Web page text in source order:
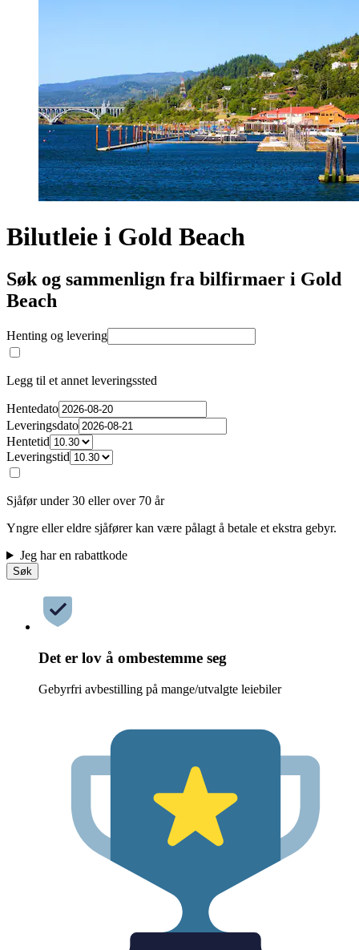
Bilutleie i Gold Beach
Søk og sammenlign fra bilfirmaer i Gold
Beach
Henting og levering
Legg til et annet leveringssted
Hentedato
Leveringsdato
Hentetid
Leveringstid
Sjåfør under 30 eller over 70 år
Yngre eller eldre sjåfører kan være pålagt å betale et ekstra gebyr.
Jeg har en rabattkode
Søk
Det er lov å ombestemme seg
Gebyrfri avbestilling på mange/utvalgte leiebiler